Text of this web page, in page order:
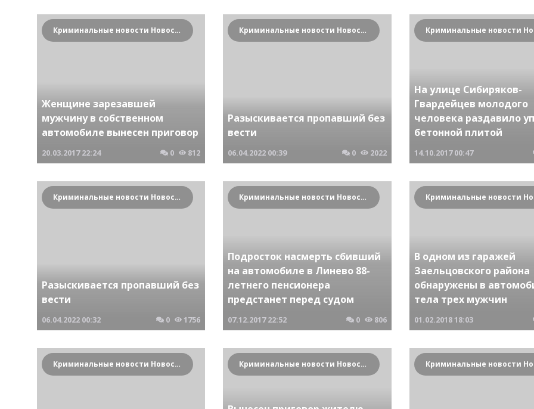
Криминальные новости Новосибирска и Сибирского региона
Женщине зарезавшей
мужчину в собственном
автомобиле вынесен приговор
20.03.2017 22:24 0 812
Криминальные новости Новосибирска и Сибирского региона
Разыскивается пропавший без
вести
06.04.2022 00:39 0 2022
На улице Сибиряков-
Гвардейцев молодого
человека раздавило
бетонной плитой
14.10.2017 00:47
Криминальные новости Новосибирска и Сибирского региона
Разыскивается пропавший без
вести
06.04.2022 00:32 0 1756
Криминальные новости Новосибирска и Сибирского региона
Подросток насмерть сбивший
на автомобиле в Линево 88-
летнего пенсионера
предстанет перед судом
07.12.201722:52 0 806
В одном из гаражей
Заельцовского района
обнаружены в
тела трех мужчин
01.02.201818:03
Криминальные новости Новосибирска и Сибирского региона Криминальные новости Новосибирска и Сибирского региона